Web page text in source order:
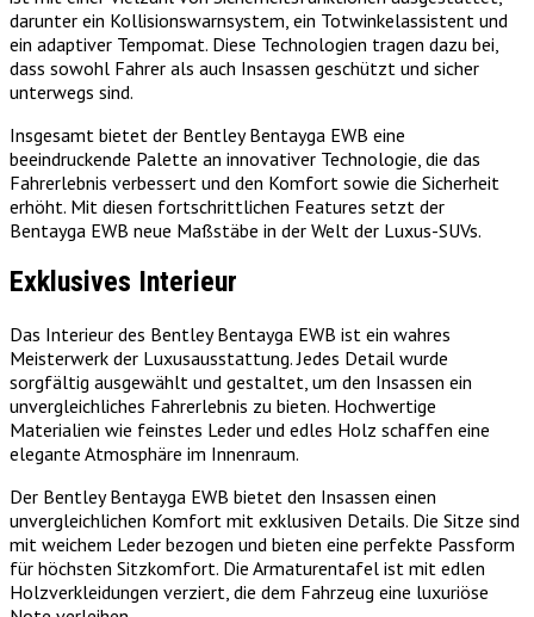
darunter ein Kollisionswarnsystem, ein Totwinkelassistent und
ein adaptiver Tempomat. Diese Technologien tragen dazu bei,
dass sowohl Fahrer als auch Insassen geschützt und sicher
unterwegs sind.
Insgesamt bietet der Bentley Bentayga EWB eine
beeindruckende Palette an innovativer Technologie, die das
Fahrerlebnis verbessert und den Komfort sowie die Sicherheit
erhöht. Mit diesen fortschrittlichen Features setzt der
Bentayga EWB neue Maßstäbe in der Welt der Luxus-SUVs.
Exklusives Interieur
Das Interieur des Bentley Bentayga EWB ist ein wahres
Meisterwerk der Luxusausstattung. Jedes Detail wurde
sorgfältig ausgewählt und gestaltet, um den Insassen ein
unvergleichliches Fahrerlebnis zu bieten. Hochwertige
Materialien wie feinstes Leder und edles Holz schaffen eine
elegante Atmosphäre im Innenraum.
Der Bentley Bentayga EWB bietet den Insassen einen
unvergleichlichen Komfort mit exklusiven Details. Die Sitze sind
mit weichem Leder bezogen und bieten eine perfekte Passform
für höchsten Sitzkomfort. Die Armaturentafel ist mit edlen
Holzverkleidungen verziert, die dem Fahrzeug eine luxuriöse